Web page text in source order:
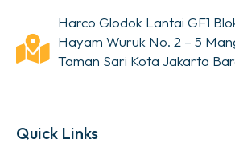
Harco Glodok Lantai GF1
Hayam Wuruk No. 2 – 5
Taman Sari Kota Jakarta
Quick Links